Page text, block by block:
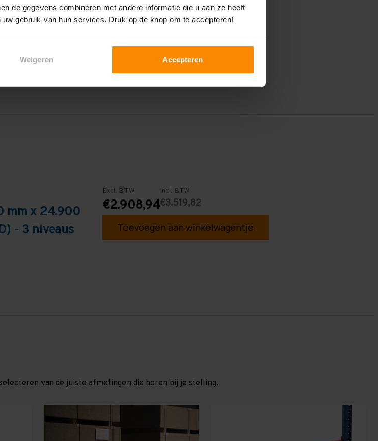
de gegevens combineren met andere informatie die u aan ze heeft
gebruik van hun services. Druk op de knop om te accepteren!
Weigeren Accepteren
mm x 24.900
- 3 niveaus
Excl. BTW
€2.908,94
Incl. BTW
€3.519,82
Toevoegen aan winkelwagentje
van de juiste afmetingen die horen bij je stelling.